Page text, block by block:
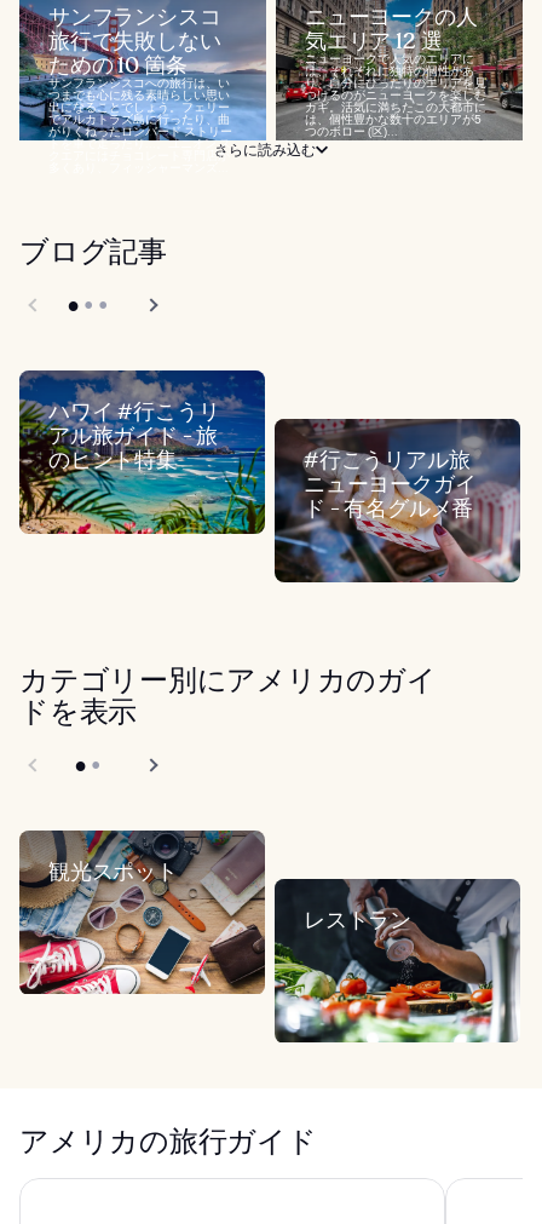
サンフランシスコ
旅行で失敗しない
ための 10 箇条
サンフランシスコへの旅行は、い
つまでも心に残る素晴らしい思い
出になることでしょう。フェリー
でアルカトラズ島に行ったり、曲
がりくねったロンバード ストリー
トを車で走ったり...。ユニオン ス
クエアにはチョコレート専門店が
ニューヨークの人
気エリア 12 選
ニューヨークで人気のエリアに
は、それぞれに独特の個性があ
り、自分にぴったりのエリアを見
つけるのがニューヨークを楽しむ
カギ。活気に満ちたこの大都市に
は、個性豊かな数十のエリアが5
つのボロー (区)...
さらに読み込む
ブログ記事
ハワイ #行こうリ
アル旅ガイド - 旅
のヒント特集
#行こうリアル旅
ニューヨークガイ
ド - 有名グルメ番
カテゴリー別にアメリカのガイ
ドを表示
観光スポット
レストラン
アメリカの旅行ガイド
トレジャー アイランド TI ラスベガス - ハンドリトゥン コ
ロウ NYC